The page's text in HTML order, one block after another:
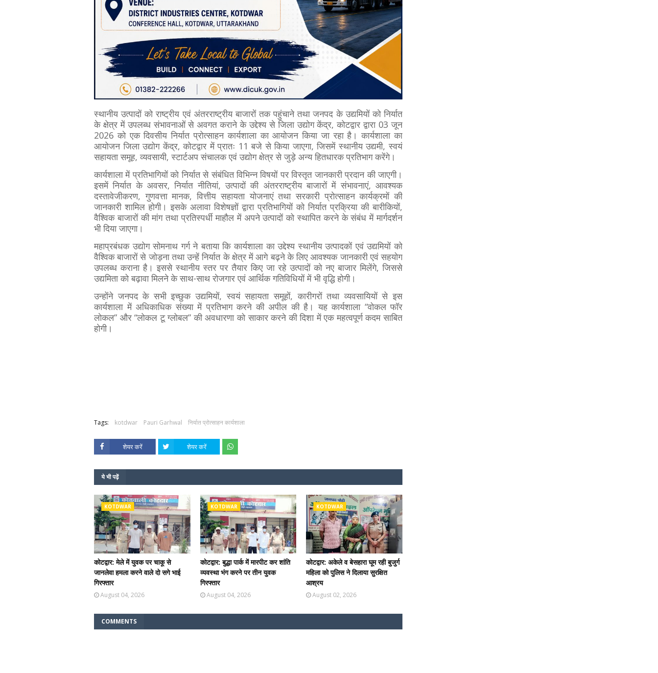
स्थानीय उत्पादों को राष्ट्रीय एवं अंतरराष्ट्रीय बाजारों तक पहुंचाने तथा जनपद के उद्यमियों को निर्यात
के क्षेत्र में उपलब्ध संभावनाओं से अवगत कराने के उद्देश्य से जिला उद्योग केंद्र, कोटद्वार द्वारा 03 जून
2026 को एक दिवसीय निर्यात प्रोत्साहन कार्यशाला का आयोजन किया जा रहा है। कार्यशाला का
आयोजन जिला उद्योग केंद्र, कोटद्वार में प्रातः 11 बजे से किया जाएगा, जिसमें स्थानीय उद्यमी, स्वयं
सहायता समूह, व्यवसायी, स्टार्टअप संचालक एवं उद्योग क्षेत्र से जुड़े अन्य हितधारक प्रतिभाग करेंगे।
कार्यशाला में प्रतिभागियों को निर्यात से संबंधित विभिन्न विषयों पर विस्तृत जानकारी प्रदान की जाएगी।
इसमें निर्यात के अवसर, निर्यात नीतियां, उत्पादों की अंतरराष्ट्रीय बाजारों में संभावनाएं, आवश्यक
दस्तावेजीकरण, गुणवत्ता मानक, वित्तीय सहायता योजनाएं तथा सरकारी प्रोत्साहन कार्यक्रमों की
जानकारी शामिल होगी। इसके अलावा विशेषज्ञों द्वारा प्रतिभागियों को निर्यात प्रक्रिया की बारीकियों,
वैश्विक बाजारों की मांग तथा प्रतिस्पर्धी माहौल में अपने उत्पादों को स्थापित करने के संबंध में मार्गदर्शन
भी दिया जाएगा।
महाप्रबंधक उद्योग सोमनाथ गर्ग ने बताया कि कार्यशाला का उद्देश्य स्थानीय उत्पादकों एवं उद्यमियों को
वैश्विक बाजारों से जोड़ना तथा उन्हें निर्यात के क्षेत्र में आगे बढ़ने के लिए आवश्यक जानकारी एवं सहयोग
उपलब्ध कराना है। इससे स्थानीय स्तर पर तैयार किए जा रहे उत्पादों को नए बाजार मिलेंगे, जिससे
उद्यमिता को बढ़ावा मिलने के साथ-साथ रोजगार एवं आर्थिक गतिविधियों में भी वृद्धि होगी।
उन्होंने जनपद के सभी इच्छुक उद्यमियों, स्वयं सहायता समूहों, कारीगरों तथा व्यवसायियों से इस
कार्यशाला में अधिकाधिक संख्या में प्रतिभाग करने की अपील की है। यह कार्यशाला “वोकल फॉर
लोकल” और “लोकल टू ग्लोबल” की अवधारणा को साकार करने की दिशा में एक महत्वपूर्ण कदम साबित
होगी।
Tags: kotdwar Pauri Garhwal निर्यात प्रोत्साहन कार्यशाला
शेयर करें शेयर करें
ये भी पढ़ें
KOTDWAR
कोटद्वार: मेले में युवक पर चाकू से
जानलेवा हमला करने वाले दो सगे भाई
गिरफ्तार
August 04, 2026
KOTDWAR
कोटद्वार: बुद्धा पार्क में मारपीट कर शांति
व्यवस्था भंग करने पर तीन युवक
गिरफ्तार
August 04, 2026
KOTDWAR
कोटद्वार: अकेले व बेसहारा घूम रही बुजुर्ग
महिला को पुलिस ने दिलाया सुरक्षित
आश्रय
August 02, 2026
COMMENTS